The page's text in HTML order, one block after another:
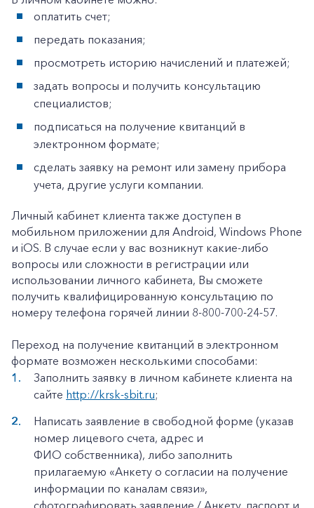
+7-800-700-24-57
Заказать обратный звонок
Частным клиентам
Корпоративным клиентам
оплатить счет;
передать показания;
просмотреть историю начислений и платежей;
задать вопросы и получить консультацию
специалистов;
подписаться на получение квитанций в
электронном формате;
сделать заявку на ремонт или замену прибора
учета, другие услуги компании.
Личный кабинет клиента также доступен в
мобильном приложении для Android, Windows Phone
и iOS. В случае если у вас возникнут какие-либо
вопросы или сложности в регистрации или
использовании личного кабинета, Вы сможете
получить квалифицированную консультацию по
номеру телефона горячей линии 8-800-700-24-57.
Переход на получение квитанций в электронном
формате возможен несколькими способами:
Заполнить заявку в личном кабинете клиента на
сайте http://krsk-sbit.ru;
Написать заявление в свободной форме (указав
номер лицевого счета, адрес и
ФИО собственника), либо заполнить
прилагаемую «Анкету о согласии на получение
информации по каналам связи»,
сфотографировать заявление / Анкету, паспорт и